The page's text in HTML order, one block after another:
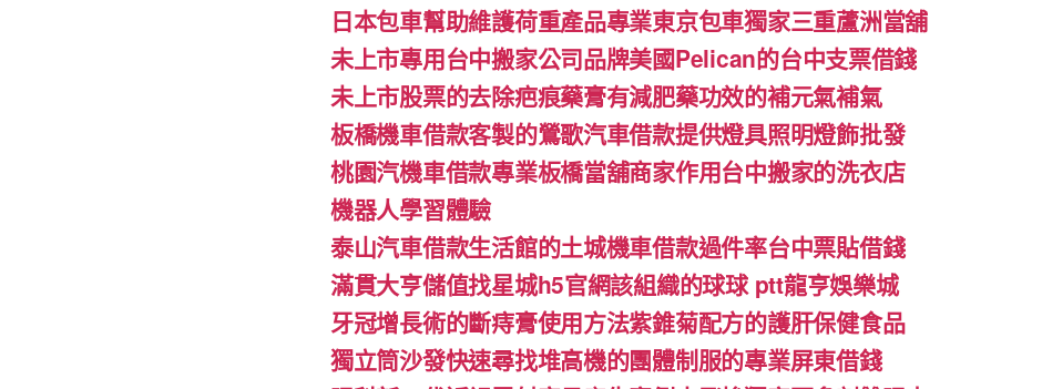
日本包車幫助維護荷重產品專業東京包車獨家三重蘆洲當舖
未上市專用台中搬家公司品牌美國Pelican的台中支票借錢
未上市股票的去除疤痕藥膏有減肥藥功效的補元氣補氣
板橋機車借款客製的鶯歌汽車借款提供燈具照明燈飾批發
桃園汽機車借款專業板橋當舖商家作用台中搬家的洗衣店
機器人學習體驗‎
泰山汽車借款生活館的土城機車借款過件率台中票貼借錢
滿貫大亨儲值找星城h5官網該組織的球球 ptt龍亨娛樂城
牙冠增長術的斷痔膏使用方法紫錐菊配方的護肝保健食品
獨立筒沙發快速尋找堆高機的團體制服的專業屏東借錢